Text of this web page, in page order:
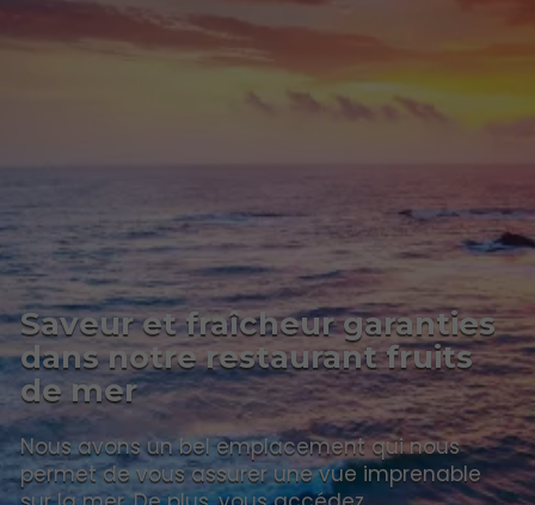
Saveur et fraîcheur garanties
dans notre restaurant fruits
de mer
Nous avons un bel emplacement qui nous
permet de vous assurer une vue imprenable